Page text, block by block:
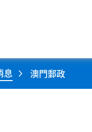
息 澳門郵政